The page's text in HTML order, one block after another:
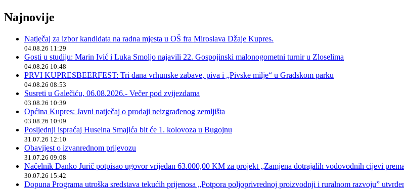
Najnovije
Natječaj za izbor kandidata na radna mjesta u OŠ fra Miroslava Džaje Kupres.
04.08.26 11:29
Gosti u studiju: Marin Ivić i Luka Smoljo najavili 22. Gospojinski malonogometni turnir u Zloselima
04.08.26 10:48
PRVI KUPRESBEERFEST: Tri dana vrhunske zabave, piva i „Pivske milje“ u Gradskom parku
04.08.26 08:53
Susreti u Galečiću, 06.08.2026.- Večer pod zvijezdama
03.08.26 10:39
Općina Kupres: Javni natječaj o prodaji neizgrađenog zemljišta
03.08.26 10:09
Posljednji ispraćaj Huseina Smajića bit će 1. kolovoza u Bugojnu
31.07.26 12:10
Obavijest o izvanrednom prijevozu
31.07.26 09:08
Načelnik Danko Jurič potpisao ugovor vrijedan 63.000,00 KM za projekt „Zamjena dotrajalih vodovodnih cijevi
30.07.26 15:42
Dopuna Programa utroška sredstava tekućih prijenosa „Potpora poljoprivrednoj proizvodnji i ruralnom razvoju”